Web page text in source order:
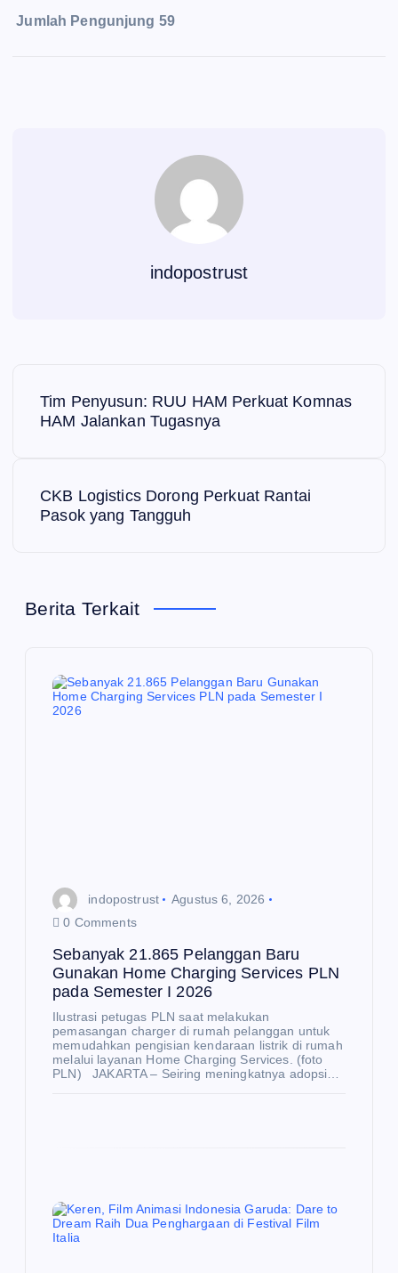
Jumlah Pengunjung 59
indopostrust
a
Tim Penyusun: RUU HAM Perkuat Komnas
HAM Jalankan Tugasnya
CKB Logistics Dorong Perkuat Rantai
Pasok yang Tangguh
Berita Terkait
indopostrust
Agustus 6, 2026
0 Comments
Sebanyak 21.865 Pelanggan Baru
Gunakan Home Charging Services PLN
pada Semester I 2026
Ilustrasi petugas PLN saat melakukan
pemasangan charger di rumah pelanggan untuk
memudahkan pengisian kendaraan listrik di rumah
melalui layanan Home Charging Services. (foto
PLN) JAKARTA – Seiring meningkatnya adopsi…